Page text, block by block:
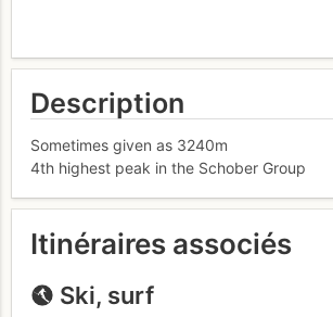
Description
Sometimes given as 3240m
4th highest peak in the Schober Group
Itinéraires associés
Ski, surf